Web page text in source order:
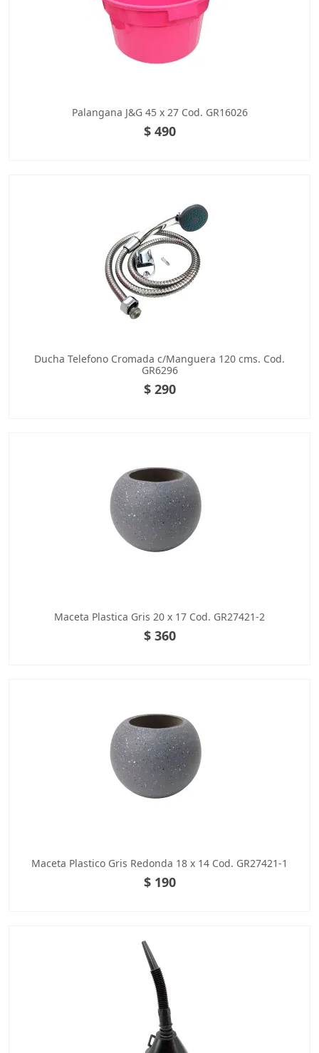
Palangana J&G 45 x 27 Cod. GR16026
$ 490
Ducha Telefono Cromada c/Manguera 120 cms. Cod.
GR6296
$ 290
Maceta Plastica Gris 20 x 17 Cod. GR27421-2
$ 360
Maceta Plastico Gris Redonda 18 x 14 Cod. GR27421-1
$ 190